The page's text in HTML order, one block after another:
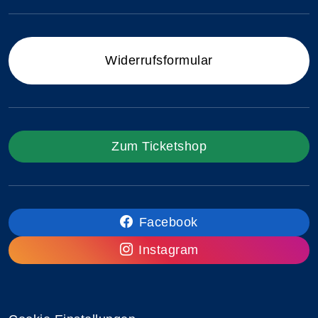
Widerrufsformular
Zum Ticketshop
Facebook
Instagram